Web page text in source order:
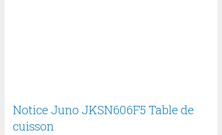
Notice Juno JKSN606F5 Table de
cuisson